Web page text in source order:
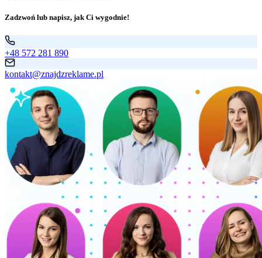
Zadzwoń lub napisz, jak Ci wygodnie!
+48 572 281 890
kontakt@znajdzreklame.pl